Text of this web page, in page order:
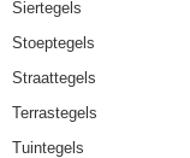
Siertegels
Stoeptegels
Straattegels
Terrastegels
Tuintegels